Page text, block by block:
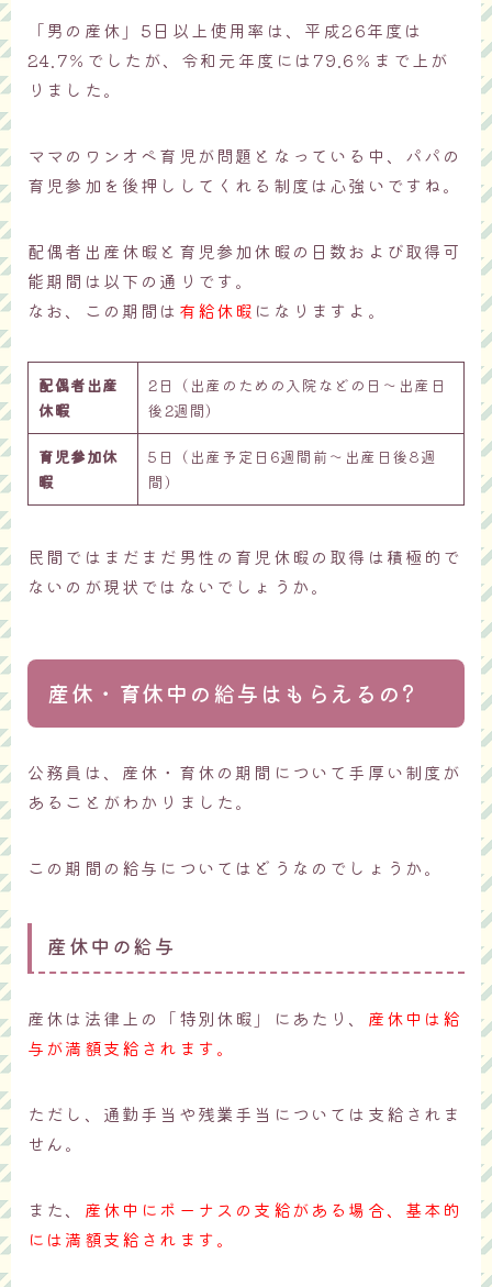
「男の産休」5日以上使用率は、平成26年度は
24.7％でしたが、令和元年度には79.6％まで上が
りました。
ママのワンオペ育児が問題となっている中、パパの
育児参加を後押ししてくれる制度は心強いですね。
配偶者出産休暇と育児参加休暇の日数および取得可
能期間は以下の通りです。
なお、この期間は 有給休暇 になりますよ。
配偶者出産
休暇
2日（出産のための入院などの日～出産日
後2週間）
育児参加休
暇
5日（出産予定日6週間前～出産日後8週
間）
民間ではまだまだ男性の育児休暇の取得は積極的で
ないのが現状ではないでしょうか。
産休・育休中の給与はもらえるの?
公務員は、産休・育休の期間について手厚い制度が
あることがわかりました。
この期間の給与についてはどうなのでしょうか。
産休中の給与
産休は法律上の「特別休暇」にあたり、 産休中は給
与が満額支給されます。
ただし、通勤手当や残業手当については支給されま
せん。
また、 産休中にボーナスの支給がある場合、基本的
には満額支給されます。